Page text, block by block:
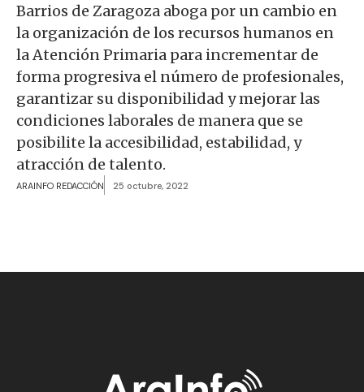
Barrios de Zaragoza aboga por un cambio en
la organización de los recursos humanos en
la Atención Primaria para incrementar de
forma progresiva el número de profesionales,
garantizar su disponibilidad y mejorar las
condiciones laborales de manera que se
posibilite la accesibilidad, estabilidad, y
atracción de talento.
ARAINFO REDACCIÓN 25 octubre, 2022